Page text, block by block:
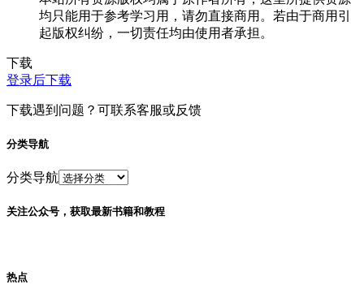
均只能用于参考学习用，请勿直接商用。若由于商用引
起版权纠纷，一切责任均由使用者承担。
下载
登录后下载
下载遇到问题？可联系客服或反馈
分类导航
分类导航
关注公众号，获取最新书籍和教程
热点